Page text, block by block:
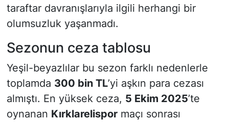
taraftar davranışlarıyla ilgili herhangi bir
olumsuzluk yaşanmadı.
Sezonun ceza tablosu
Yeşil-beyazlılar bu sezon farklı nedenlerle
toplamda 300 bin TL’yi aşkın para cezası
almıştı. En yüksek ceza, 5 Ekim 2025’te
oynanan Kırklarelispormaçı sonrası